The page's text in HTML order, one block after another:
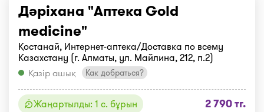
Дәріхана "Аптека Gold
medicine"
Қостанай, Интернет-аптека/Доставка по всему
Казахстану (г. Алматы, ул. Майлина, 212, п.2)
Қазір ашық
Как добраться?
Жаңартылды: 1 с. бұрын 2 790 тг.